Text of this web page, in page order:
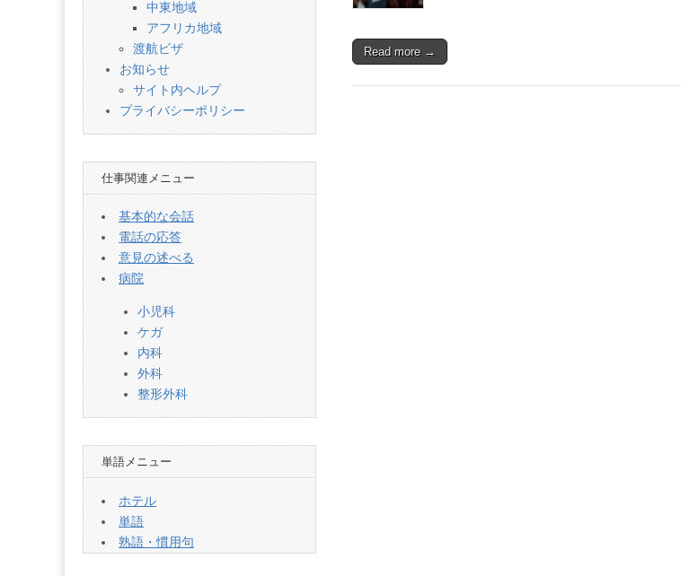
Read more →
中東地域
アフリカ地域
渡航ビザ
お知らせ
サイト内ヘルプ
プライバシーポリシー
仕事関連メニュー
基本的な会話
電話の応答
意見の述べる
病院
小児科
ケガ
内科
外科
整形外科
単語メニュー
ホテル
単語
熟語・慣用句